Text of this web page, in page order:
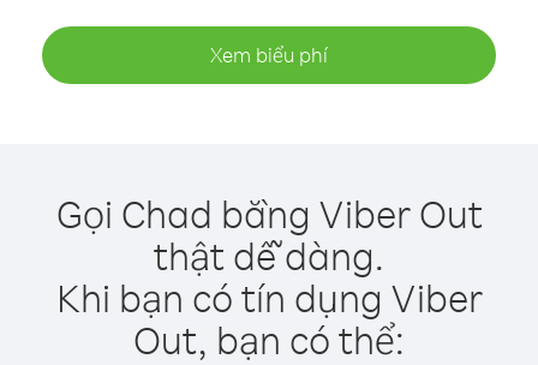
Xem biểu phí
Gọi Chad bằng Viber Out
thật dễ dàng.
Khi bạn có tín dụng Viber
Out, bạn có thể: